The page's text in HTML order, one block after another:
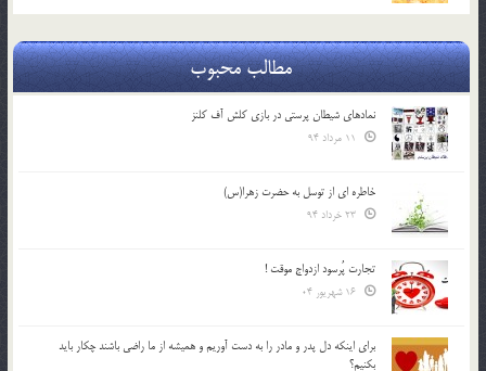
مطالب محبوب
نمادهای شیطان پرستی در بازی کلش آف کلنز
خاطره ای از توسل به حضرت زهرا(س)
تجارت پُرسود ازدواج موقت !
براي اينكه دل پدر و مادر را به دست آوريم و هميشه از ما راضي باشند چكار بايد
بكنيم؟